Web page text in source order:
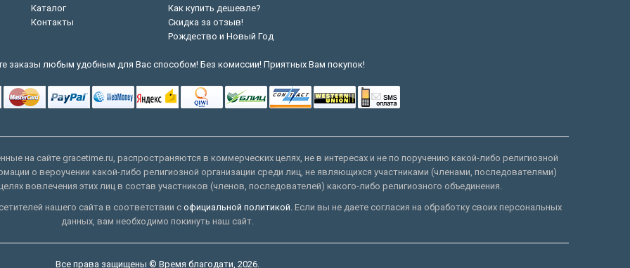
Каталог
Контакты
Как купить дешевле?
Скидка за отзыв!
Рождество и Новый Год
заказы любым удобным для Вас способом! Без комиссии! Приятных Вам покупок!
на сайте gracetime.ru, распространяются в коммерческих целях, не в интересах и не по поручению какой-либо религиозной
о вероучении какой-либо религиозной организации среди лиц, не являющихся участниками (членами, последователями)
вовлечения этих лиц в состав участников (членов, последователей) какого-либо религиозного объединения.
нашего сайта в соответствии с официальной политикой.Если вы не даете согласия на обработку своих персональных
данных, вам необходимо покинуть наш сайт.
Все права защищены © Время благодати, 2026.